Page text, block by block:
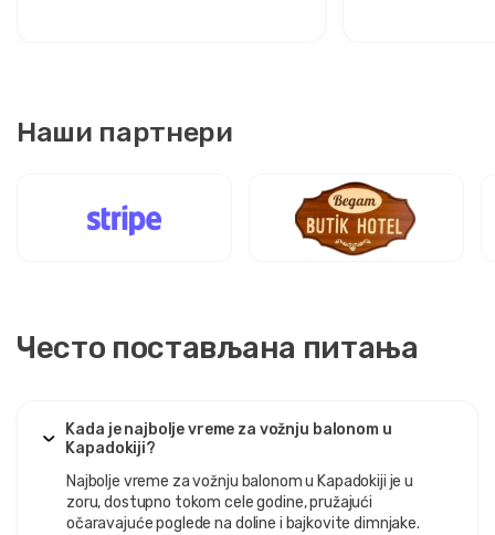
Наши партнери
Често постављана питања
Kada je najbolje vreme za vožnju balonom u
Kapadokiji?
Najbolje vreme za vožnju balonom u Kapadokiji je u
zoru, dostupno tokom cele godine, pružajući
očaravajuće poglede na doline i bajkovite dimnjake.